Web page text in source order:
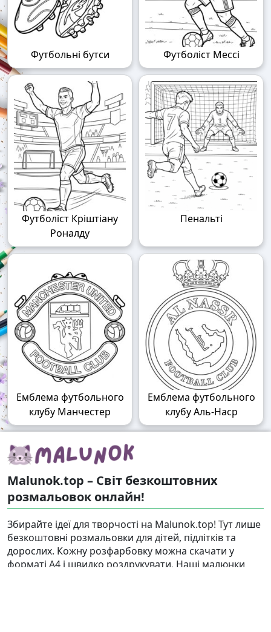
Футбольні бутси Футболіст Мессі
Футболіст Кріштіану
Роналду
Пенальті
Емблема футбольного
клубу Манчестер
Емблема футбольного
клубу Аль-Наср
Malunok.top – Світ безкоштовних
розмальовок онлайн!
Збирайте ідеї для творчості на Malunok.top! Тут лише
безкоштовні розмальовки для дітей, підлітків та
дорослих. Кожну розфарбовку можна скачати у
форматі А4 і швидко роздрукувати. Наші малюнки